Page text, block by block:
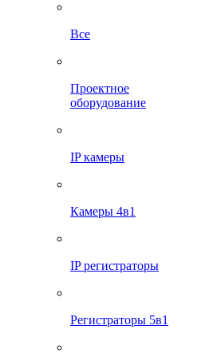
Все
Проектное
оборудование
IP камеры
Камеры 4в1
IP регистраторы
Регистраторы 5в1